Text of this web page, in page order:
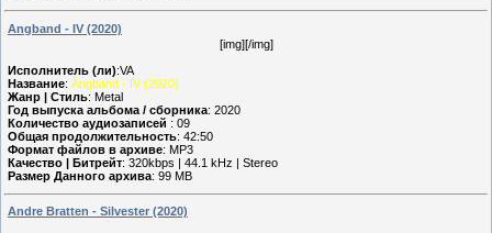
Angband - IV (2020)
[img][/img]
Исполнитель (ли):VA
Название: Angband - IV (2020)
Жанр | Стиль: Metal
Год выпуска альбома / сборника: 2020
Количество аудиозаписей : 09
Общая продолжительность: 42:50
Формат файлов в архиве: MP3
Качество | Битрейт: 320kbps | 44.1 kHz | Stereo
Размер Данного архива: 99 MB
Andre Bratten - Silvester (2020)